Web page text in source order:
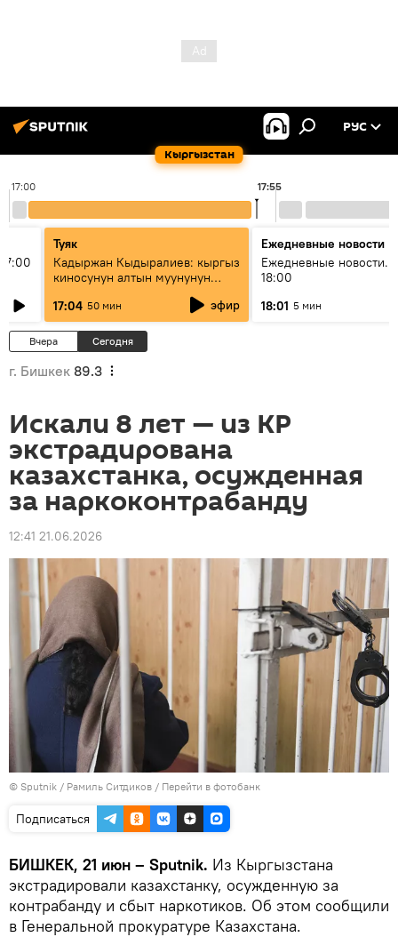
Кыргызстан
РУС
17:00 17:55
Туяк
Кадыржан Кыдыралиев: кыргыз
киносунун алтын муунунун
17:04 50 мин эфир
Ежедневные новости
Ежедневные новости.
18:00
18:01 5 мин
Вчера Сегодня
г. Бишкек 89.3
Искали 8 лет — из КР
экстрадирована
казахстанка, осужденная
за наркоконтрабанду
12:41 21.06.2026
© Sputnik / Рамиль Ситдиков / Перейти в фотобанк
Подписаться
БИШКЕК, 21 июн – Sputnik. Из Кыргызстана
экстрадировали казахстанку, осужденную за
контрабанду и сбыт наркотиков. Об этом сообщили
в Генеральной прокуратуре Казахстана.